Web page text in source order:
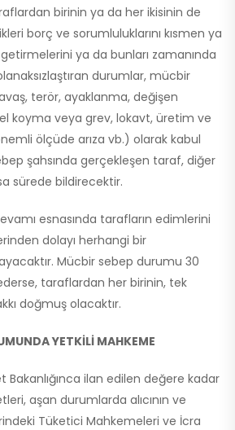
birinin ya da her ikisinin de
borç ve sorumluluklarını kısmen ya
ya da bunları zamanında
durumlar, mücbir
terör, ayaklanma, değişen
koyma veya grev, lokavt, üretim ve
ölçüde arıza vb.) olarak kabul
şahsında gerçekleşen taraf, diğer
sürede bildirecektir.
esnasında tarafların edimlerini
dolayı herhangi bir
Mücbir sebep durumu 30
taraflardan her birinin, tek
doğmuş olacaktır.
YETKİLİ MAHKEME
Bakanlığınca ilan edilen değere kadar
aşan durumlarda alıcının ve
Tüketici Mahkemeleri ve İcra